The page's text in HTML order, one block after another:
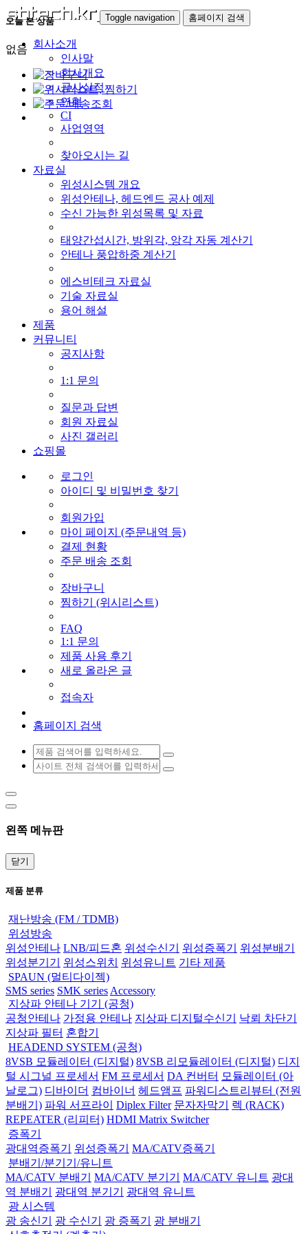
Toggle navigation 홈페이지 검색
회사소개
인사말
회사개요
공사실적
연혁
CI
사업영역
찾아오시는 길
자료실
위성시스템 개요
위성안테나, 헤드엔드 공사 예제
수신 가능한 위성목록 및 자료
태양간섭시간, 방위각, 앙각 자동 계산기
안테나 풍압하중 계산기
에스비테크 자료실
기술 자료실
용어 해설
제품
커뮤니티
공지사항
1:1 문의
질문과 답변
회원 자료실
사진 갤러리
쇼핑몰
로그인
아이디 및 비밀번호 찾기
회원가입
마이 페이지 (주문내역 등)
결제 현황
주문 배송 조회
장바구니
찜하기 (위시리스트)
FAQ
1:1 문의
제품 사용 후기
새로 올라온 글
접속자
홈페이지 검색
왼쪽 메뉴판
닫기
제품 분류
재난방송 (FM / TDMB)
위성방송
위성안테나 LNB/피드혼 위성수신기 위성증폭기
위성분배기
위성분기기
위성스위치 위성유니트 기타 제품
SPAUN (멀티다이젝)
SMS series SMK series Accessory
지상파 안테나 기기 (공청)
공청안테나 가정용 안테나 지상파 디지털수신기
낙뢰 차단기
지상파 필터 혼합기
HEADEND SYSTEM (공청)
8VSB 모듈레이터 (디지털) 8VSB 리모듈레이터 (디지털) 디지
털 시그널 프로세서 FM 프로세서 DA 컨버터 모듈레이터 (아
날로그) 디바이더 컴바이너 헤드앰프 파워디스트리뷰터 (전원
분배기) 파워 서프라이 Diplex Filter 문자자막기
렉 (RACK)
REPEATER (리피터) HDMI Matrix Switcher
증폭기
광대역증폭기
위성증폭기
MA/CATV증폭기
분배기/분기기/유니트
MA/CATV 분배기
MA/CATV 분기기 MA/CATV 유니트 광대
역 분배기
광대역 분기기
광대역 유니트
광 시스템
광 송신기
광 수신기 광 증폭기
광 분배기
오늘 본 상품
없음